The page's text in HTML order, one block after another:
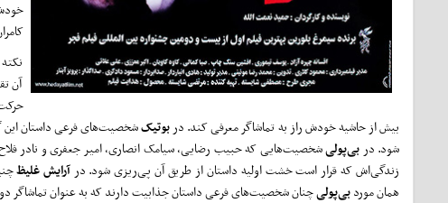
آن
بیش از حاشیه خودش راز به تماشاگر معرفی کند. در بوتیکشخصیت‌های فرعی داستان این
شود. در بی‌پولیشخصیت‌هایی که حبیب رضایی، سیامک انصاری، امیر جعفری و نادر
زندگی‌اش که قرار است خشت اولیه داستان از طریق آن پی‌ریزی شود. درآرایش غلیظ
همان موردبی‌پولیچنان شخصیت‌های فرعی داستان جذابیت دارند که به عنوان تماشاگر